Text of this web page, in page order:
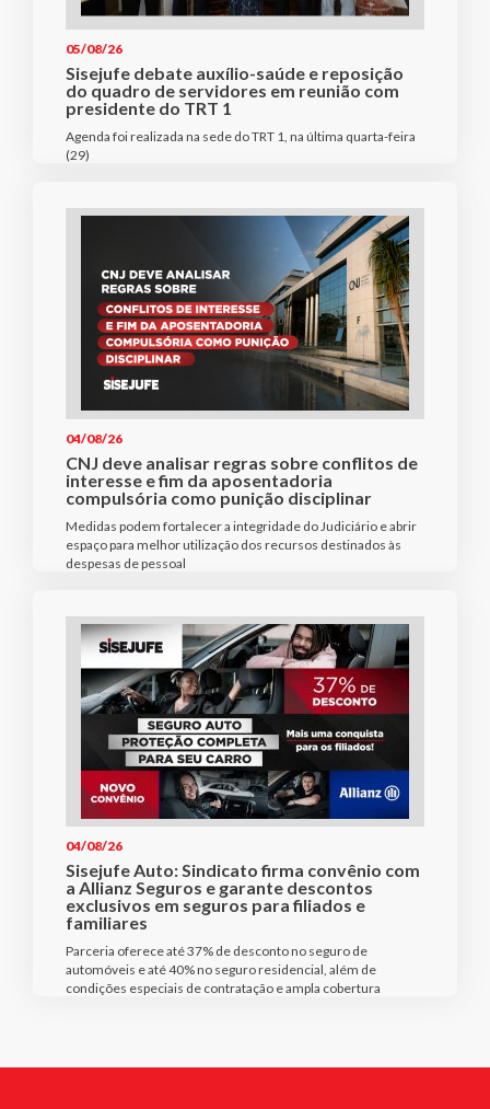
05/08/26
Sisejufe debate auxílio-saúde e reposição
do quadro de servidores em reunião com
presidente do TRT 1
Agenda foi realizada na sede do TRT 1, na última quarta-feira
(29)
04/08/26
CNJ deve analisar regras sobre conflitos de
interesse e fim da aposentadoria
compulsória como punição disciplinar
Medidas podem fortalecer a integridade do Judiciário e abrir
espaço para melhor utilização dos recursos destinados às
despesas de pessoal
04/08/26
Sisejufe Auto: Sindicato firma convênio com
a Allianz Seguros e garante descontos
exclusivos em seguros para filiados e
familiares
Parceria oferece até 37% de desconto no seguro de
automóveis e até 40% no seguro residencial, além de
condições especiais de contratação e ampla cobertura